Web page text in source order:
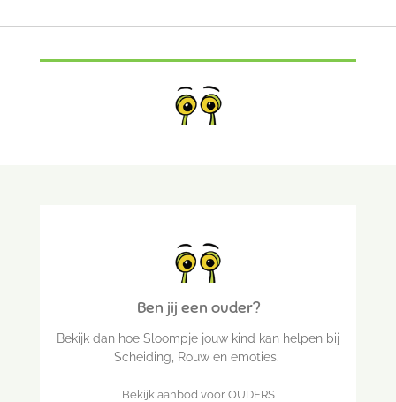
Ben jij een ouder?
Bekijk dan hoe Sloompje jouw kind kan helpen bij
Scheiding, Rouw en emoties.
Bekijk aanbod voor OUDERS